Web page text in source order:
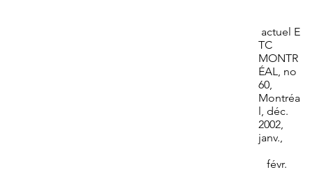
actuel E
TC
MONTR
ÉAL, no
60,
Montréa
l, déc.
2002,
janv.,
févr.